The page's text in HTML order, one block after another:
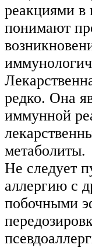
реакциями в
понимают
редко. Она
иммунной
метаболиты.
Не следует
аллергию с
побочными